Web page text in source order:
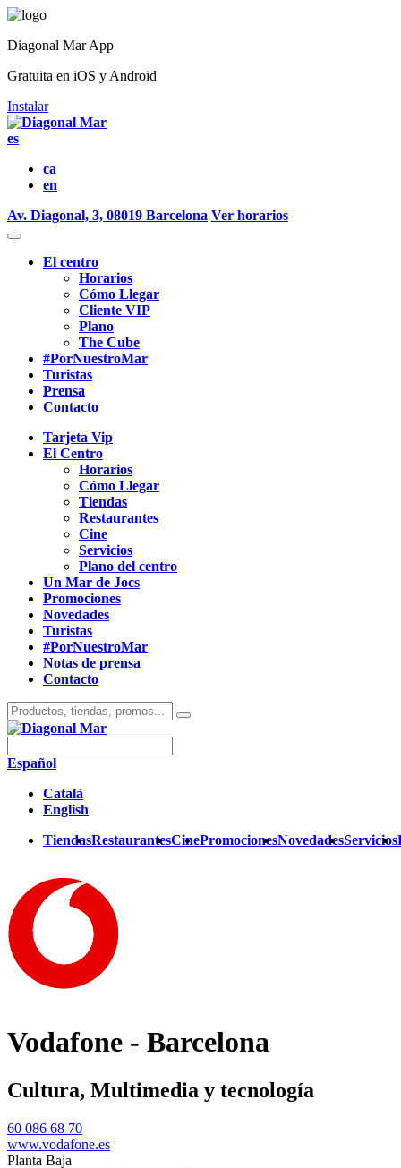
Diagonal Mar App
Gratuita en iOS y Android
Instalar
es
ca
en
Av. Diagonal, 3, 08019 Barcelona Ver horarios
El centro
Horarios
Cómo Llegar
Cliente VIP
Plano
The Cube
#PorNuestroMar
Turistas
Prensa
Contacto
Tarjeta Vip
El Centro
Horarios
Cómo Llegar
Tiendas
Restaurantes
Cine
Servicios
Plano del centro
Un Mar de Jocs
Promociones
Novedades
Turistas
#PorNuestroMar
Notas de prensa
Contacto
Español
Català
English
TiendasRestaurantesCinePromocionesNovedadesServicios
Vodafone - Barcelona
Cultura, Multimedia y tecnología
60 086 68 70
www.vodafone.es
Planta Baja